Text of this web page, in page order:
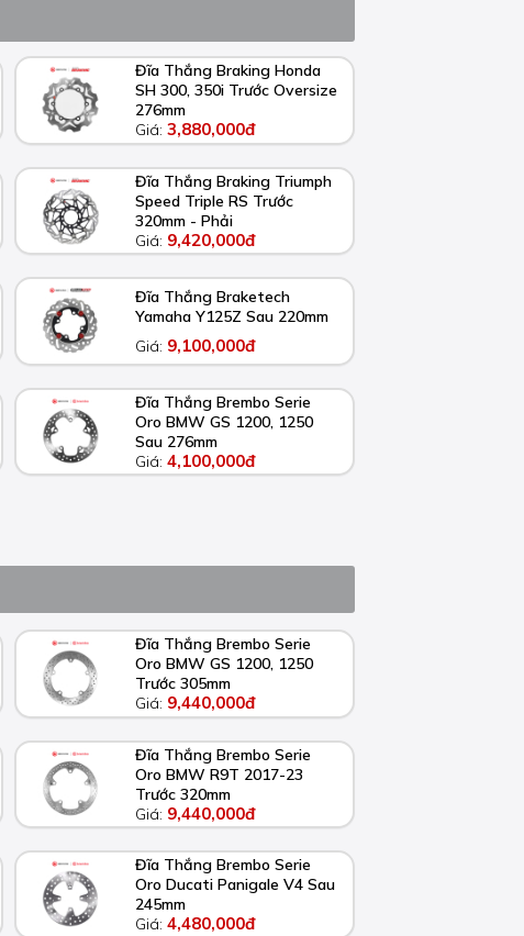
Đĩa Thắng Braking Honda
SH 300, 350i Trước Oversize
276mm
Giá:3,880,000đ
Đĩa Thắng Braking Triumph
Speed Triple RS Trước
320mm - Phải
Giá: 9,420,000đ
Đĩa Thắng Braketech
Yamaha Y125Z Sau 220mm
Giá: 9,100,000đ
Đĩa Thắng Brembo Serie
Oro BMW GS 1200, 1250
Sau 276mm
Giá:4,100,000đ
Đĩa Thắng Brembo Serie
Oro BMW GS 1200, 1250
Trước 305mm
Giá: 9,440,000đ
Đĩa Thắng Brembo Serie
Oro BMW R9T 2017-23
Trước 320mm
Giá: 9,440,000đ
Đĩa Thắng Brembo Serie
Oro Ducati Panigale V4 Sau
245mm
Giá:4,480,000đ